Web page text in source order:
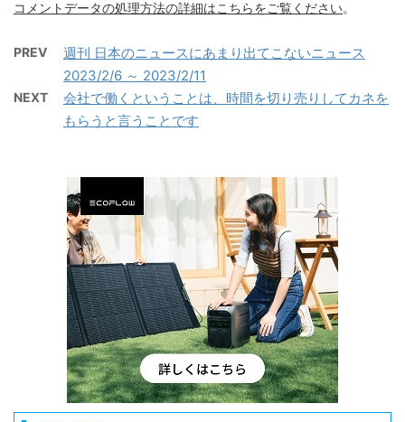
コメントデータの処理方法の詳細はこちらをご覧ください。
PREV
週刊 日本のニュースにあまり出てこないニュース
2023/2/6 ～ 2023/2/11
NEXT
会社で働くということは、時間を切り売りしてカネを
もらうと言うことです